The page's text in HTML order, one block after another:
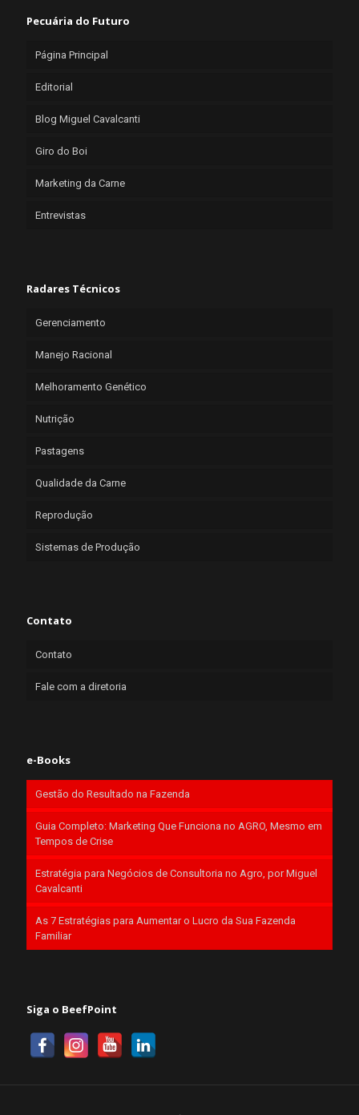
Pecuária do Futuro
Página Principal
Editorial
Blog Miguel Cavalcanti
Giro do Boi
Marketing da Carne
Entrevistas
Radares Técnicos
Gerenciamento
Manejo Racional
Melhoramento Genético
Nutrição
Pastagens
Qualidade da Carne
Reprodução
Sistemas de Produção
Contato
Contato
Fale com a diretoria
e-Books
Gestão do Resultado na Fazenda
Guia Completo: Marketing Que Funciona no AGRO, Mesmo em
Tempos de Crise
Estratégia para Negócios de Consultoria no Agro, por Miguel
Cavalcanti
As 7 Estratégias para Aumentar o Lucro da Sua Fazenda
Familiar
Siga o BeefPoint